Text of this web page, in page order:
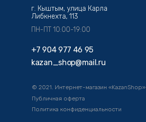
ПН-ПТ 10:00-19:00
© 2021. Интернет-магазин «KazanShop»
Политика конфиденциальности
г. Кыштым, улица Карла
Либкнехта, 113
+7 904 977 46 95
kazan_shop@mail.ru
Публичная оферта